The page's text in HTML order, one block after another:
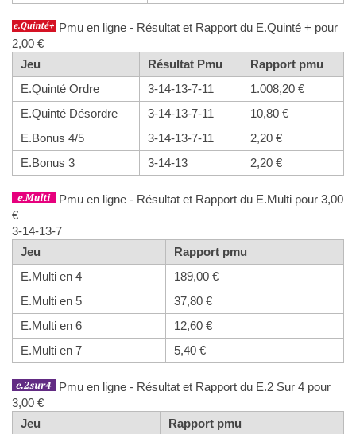
Pmu en ligne - Résultat et Rapport du E.Quinté + pour
2,00 €
Jeu
Résultat Pmu
Rapport pmu
E.Quinté Ordre
3-14-13-7-11
1.008,20 €
E.Quinté Désordre
3-14-13-7-11
10,80 €
E.Bonus 4/5
3-14-13-7-11
2,20 €
E.Bonus 3
3-14-13 2,20 €
Pmu en ligne - Résultat et Rapport du E.Multi pour 3,00
€
3-14-13-7
Jeu
Rapport pmu
E.Multi en 4
189,00 €
E.Multi en 5
37,80 €
E.Multi en 6
12,60 €
E.Multi en 7
5,40 €
Pmu en ligne - Résultat et Rapport du E.2 Sur 4 pour
3,00 €
Jeu
Rapport pmu